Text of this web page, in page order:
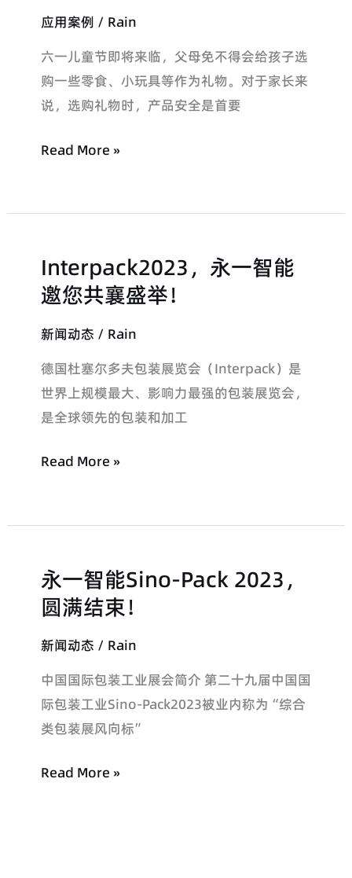
应用案例 / Rain
六一儿童节即将来临，父母免不得会给孩子选
购一些零食、小玩具等作为礼物。对于家长来
说，选购礼物时，产品安全是首要
专
题-
儿
童
品
重、
异
检
测
解
决
案
Read More »
Interpack2023，永一智能
邀您共襄盛举！
新闻动态 / Rain
德国杜塞尔多夫包装展览会（Interpack）是
世界上规模最大、影响力最强的包装展览会，
是全球领先的包装和加工
Interpack2023，
永
智
能
邀
您
襄
Read More »
永一智能Sino-Pack 2023，
圆满结束！
新闻动态 / Rain
中国国际包装工业展会简介 第二十九届中国国
际包装工业Sino-Pack2023被业内称为“综合
类包装展风向标”
永
一
能
Sino-
Pack
2023，
满
Read More »